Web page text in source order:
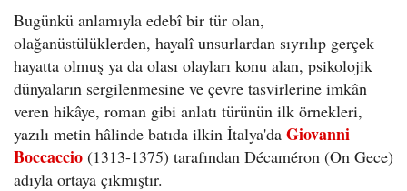
Bugünkü anlamıyla edebî bir tür olan,
olağanüstülüklerden, hayalî unsurlardan sıyrılıp gerçek
hayatta olmuş ya da olası olayları konu alan, psikolojik
dünyaların sergilenmesine ve çevre tasvirlerine imkân
veren hikâye, roman gibi anlatı türünün ilk örnekleri,
yazılı metin hâlinde batıda ilkin İtalya'da Giovanni
Boccaccio (1313-1375) tarafından Décaméron (On Gece)
adıyla ortaya çıkmıştır.